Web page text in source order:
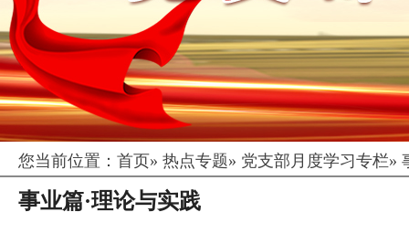
您当前位置： 首页» 热点专题» 党支部月度学习专栏»
事业篇·理论与实践